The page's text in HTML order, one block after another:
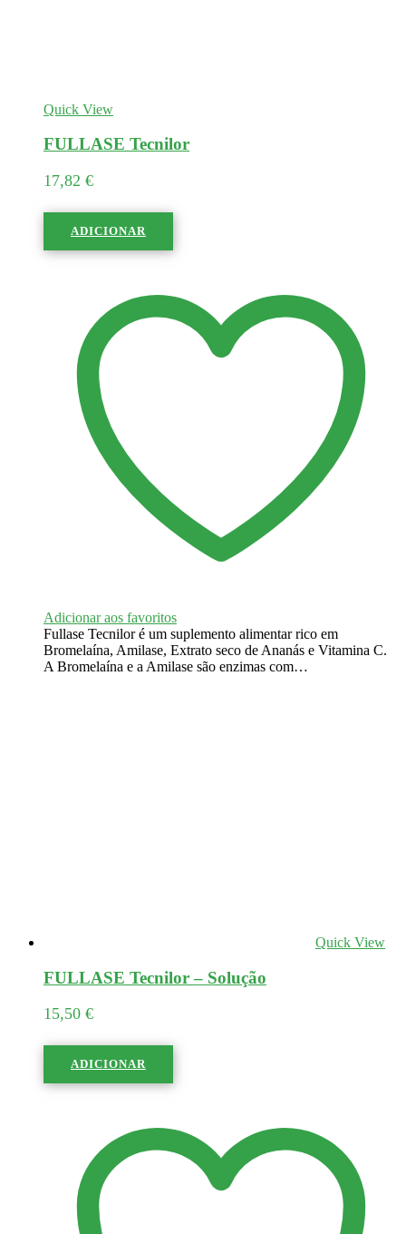
Quick View
FULLASE Tecnilor
17,82 €
ADICIONAR
Adicionar aos favoritos
Fullase Tecnilor é um suplemento alimentar rico em
Bromelaína, Amilase, Extrato seco de Ananás e Vitamina C.
A Bromelaína e a Amilase são enzimas com…
Quick View
FULLASE Tecnilor – Solução
15,50 €
ADICIONAR